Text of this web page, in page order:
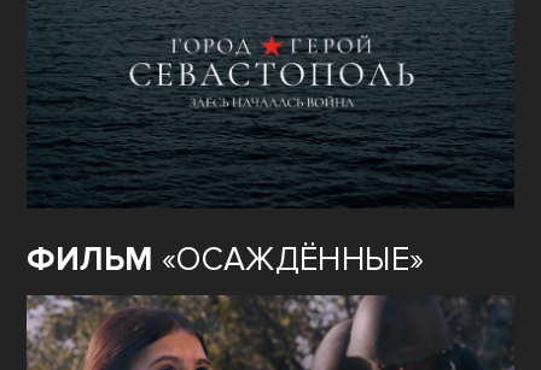
ФИЛЬМ «ОСАЖДЁННЫЕ»